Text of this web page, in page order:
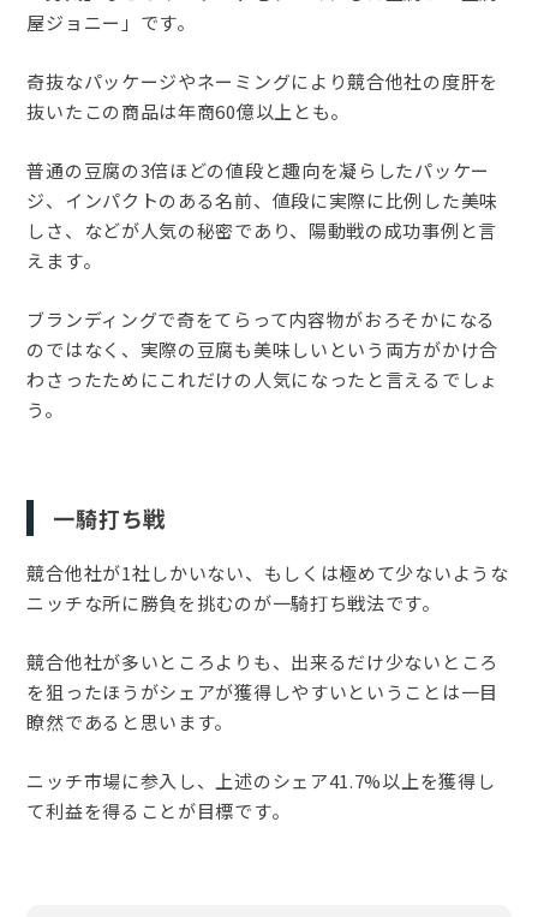
屋ジョニー」です。
奇抜なパッケージやネーミングにより競合他社の度肝を
抜いたこの商品は年商60億以上とも。
普通の豆腐の3倍ほどの値段と趣向を凝らしたパッケー
ジ、インパクトのある名前、値段に実際に比例した美味
しさ、などが人気の秘密であり、陽動戦の成功事例と言
えます。
ブランディングで奇をてらって内容物がおろそかになる
のではなく、実際の豆腐も美味しいという両方がかけ合
わさったためにこれだけの人気になったと言えるでしょ
う。
一騎打ち戦
競合他社が1社しかいない、もしくは極めて少ないような
ニッチな所に勝負を挑むのが一騎打ち戦法です。
競合他社が多いところよりも、出来るだけ少ないところ
を狙ったほうがシェアが獲得しやすいということは一目
瞭然であると思います。
ニッチ市場に参入し、上述のシェア41.7%以上を獲得し
て利益を得ることが目標です。